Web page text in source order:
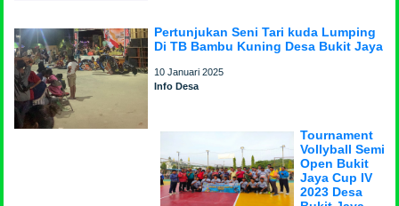
Pertunjukan Seni Tari kuda Lumping
Di TB Bambu Kuning Desa Bukit Jaya
10 Januari 2025
Info Desa
Tournament
Vollyball Semi
Open Bukit
Jaya Cup IV
2023 Desa